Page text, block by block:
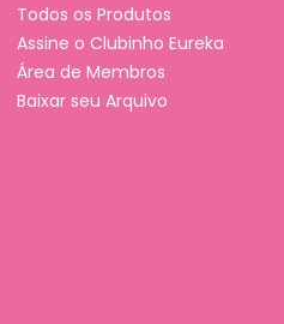
Todos os Produtos
Assine o Clubinho Eureka
Área de Membros
Baixar seu Arquivo